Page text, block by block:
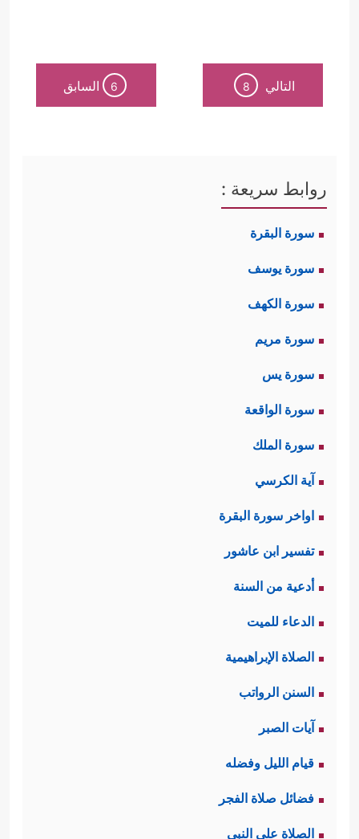
التالي 8
6 السابق
روابط سريعة :
سورة البقرة
سورة يوسف
سورة الكهف
سورة مريم
سورة يس
سورة الواقعة
سورة الملك
آية الكرسي
اواخر سورة البقرة
تفسير ابن عاشور
أدعية من السنة
الدعاء للميت
الصلاة الإبراهيمية
السنن الرواتب
آيات الصبر
قيام الليل وفضله
فضائل صلاة الفجر
الصلاة على النبي